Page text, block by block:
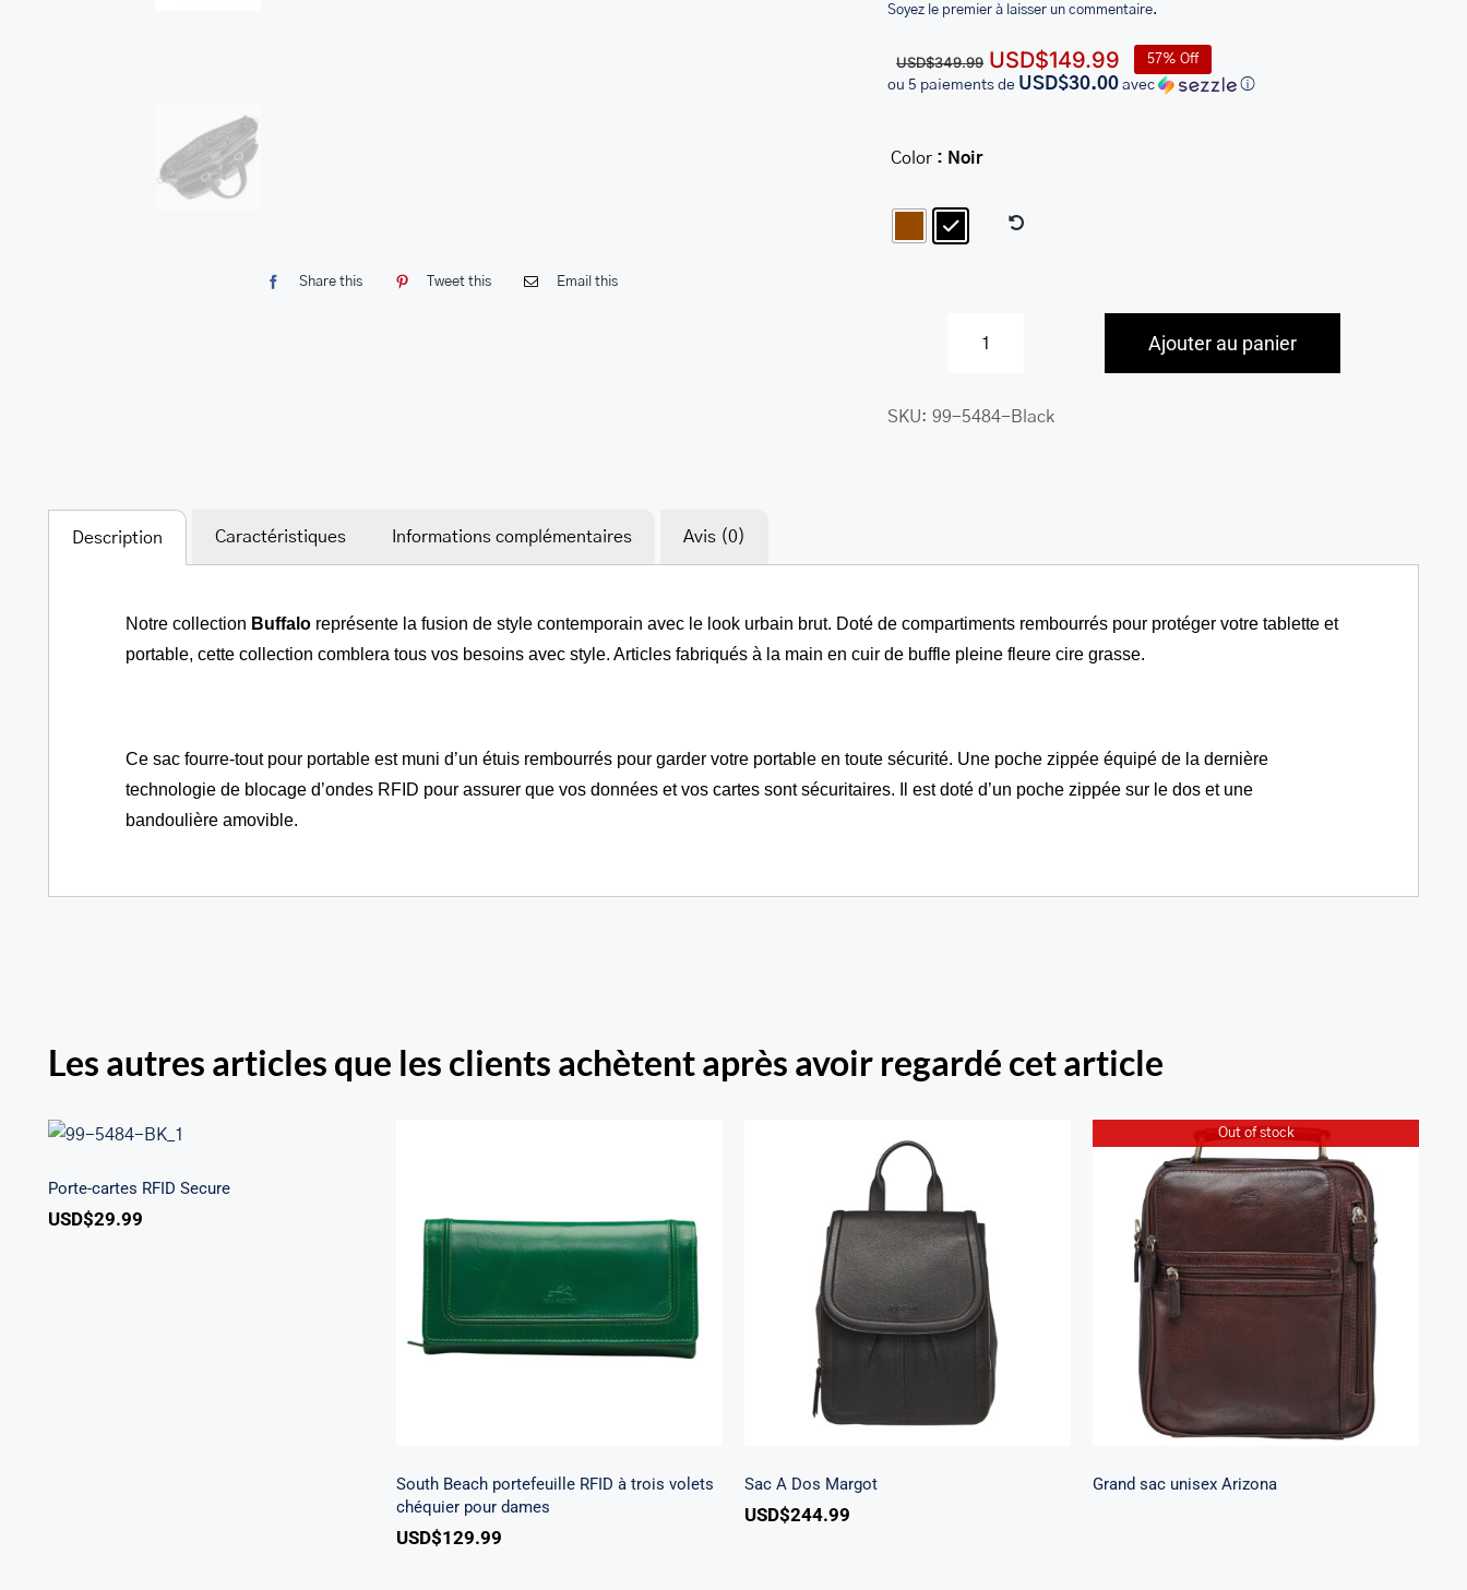
Share this Tweet this Email this
Soyez le premier à laisser un commentaire.
USD$349.99 Le
prix
USD$149.99
prix
57% Off
ou 5 paiements de USD$30.00 avec ⓘ
Color : Noir
Fourre-
Ajouter au panier
SKU:99-5484-Black
Description Caractéristiques Informations complémentaires Avis (0)
Notre collection Buffaloreprésente la fusion de style contemporain avec le look urbain brut. Doté de compartiments rembourrés pour protéger votre tablette et
portable, cette collection comblera tous vos besoins avec style. Articles fabriqués à la main en cuir de buffle pleine fleure cire grasse.
Ce sac fourre-tout pour portable est muni d’un étuis rembourrés pour garder votre portable en toute sécurité. Une poche zippée équipé de la dernière
technologie de blocage d’ondes RFID pour assurer que vos données et vos cartes sont sécuritaires. Il est doté d’un poche zippée sur le dos et une
bandoulière amovible.
Les autres articles que les clients achètent après avoir regardé cet article
Porte-cartes RFID Secure
Porte-cartes RFID Secure
USD$29.99
South Beach portefeuille RFID
à trois volets chéquier pour
dames
South Beach portefeuille RFID à trois volets
chéquier pour dames
USD$129.99
Sac A Dos Margot
Sac A Dos Margot
USD$244.99
Out of stock
Grand sac unisex Arizona
Grand sac unisex Arizona